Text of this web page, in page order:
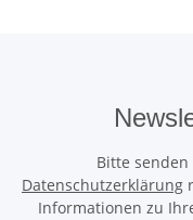
Bitte
Datenschutzerklärung
Informationen zu